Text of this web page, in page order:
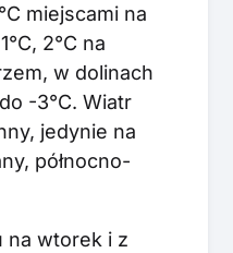
miejscami na
2°C na
w dolinach
-3°C. Wiatr
jedynie na
północno-
na wtorek i z